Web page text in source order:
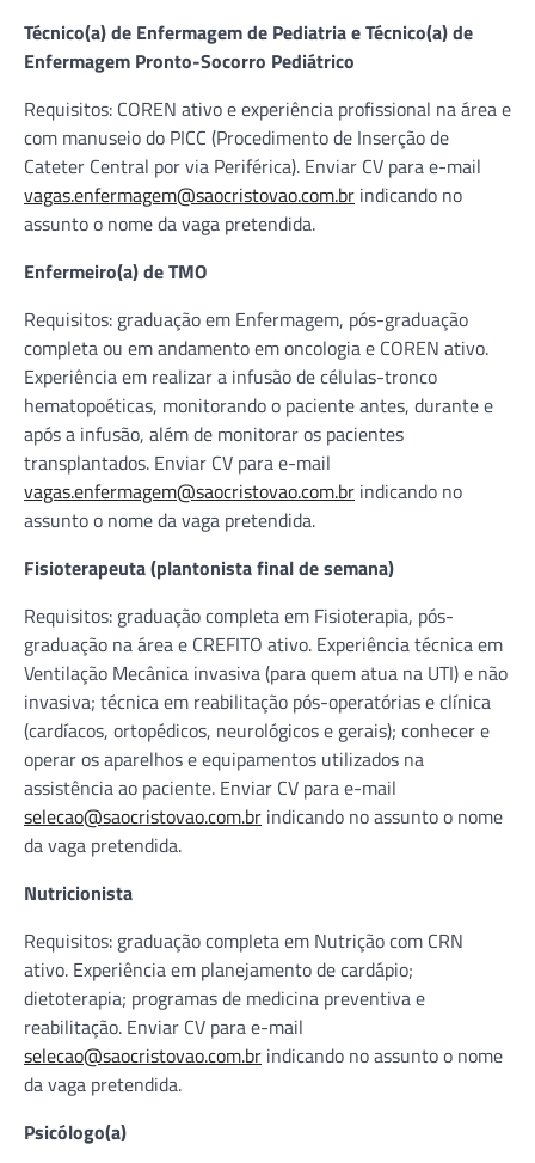
Técnico(a) de Enfermagem de Pediatria e Técnico(a) de
Enfermagem Pronto-Socorro Pediátrico
Requisitos: COREN ativo e experiência profissional na área e
com manuseio do PICC (Procedimento de Inserção de
Cateter Central por via Periférica). Enviar CV para e-mail
vagas.enfermagem@saocristovao.com.br indicando no
assunto o nome da vaga pretendida.
Enfermeiro(a) de TMO
Requisitos: graduação em Enfermagem, pós-graduação
completa ou em andamento em oncologia e COREN ativo.
Experiência em realizar a infusão de células-tronco
hematopoéticas, monitorando o paciente antes, durante e
após a infusão, além de monitorar os pacientes
transplantados. Enviar CV para e-mail
vagas.enfermagem@saocristovao.com.br indicando no
assunto o nome da vaga pretendida.
Fisioterapeuta (plantonista final de semana)
Requisitos: graduação completa em Fisioterapia, pós-
graduação na área e CREFITO ativo. Experiência técnica em
Ventilação Mecânica invasiva (para quem atua na UTI) e não
invasiva; técnica em reabilitação pós-operatórias e clínica
(cardíacos, ortopédicos, neurológicos e gerais); conhecer e
operar os aparelhos e equipamentos utilizados na
assistência ao paciente. Enviar CV para e-mail
selecao@saocristovao.com.br indicando no assunto o nome
da vaga pretendida.
Nutricionista
Requisitos: graduação completa em Nutrição com CRN
ativo. Experiência em planejamento de cardápio;
dietoterapia; programas de medicina preventiva e
reabilitação. Enviar CV para e-mail
selecao@saocristovao.com.br indicando no assunto o nome
da vaga pretendida.
Psicólogo(a)